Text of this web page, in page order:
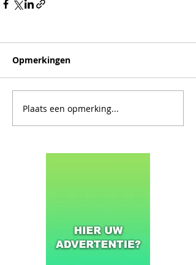
Opmerkingen
Plaats een opmerking...